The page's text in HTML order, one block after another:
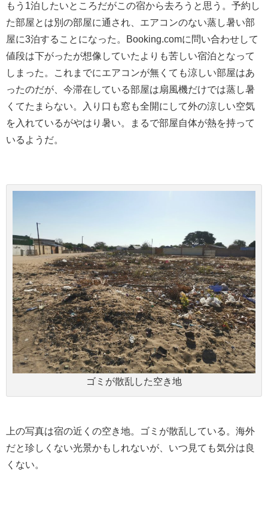
もう1泊したいところだがこの宿から去ろうと思う。予約し
た部屋とは別の部屋に通され、エアコンのない蒸し暑い部
屋に3泊することになった。Booking.comに問い合わせして
値段は下がったが想像していたよりも苦しい宿泊となって
しまった。これまでにエアコンが無くても涼しい部屋はあ
ったのだが、今滞在している部屋は扇風機だけでは蒸し暑
くてたまらない。入り口も窓も全開にして外の涼しい空気
を入れているがやはり暑い。まるで部屋自体が熱を持って
いるようだ。
ゴミが散乱した空き地
上の写真は宿の近くの空き地。ゴミが散乱している。海外
だと珍しくない光景かもしれないが、いつ見ても気分は良
くない。